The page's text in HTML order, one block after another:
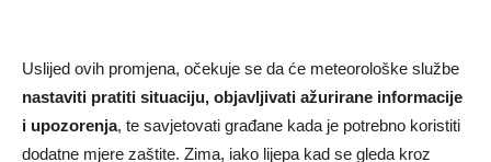
Uslijed ovih promjena, očekuje se da će meteorološke službe
nastaviti pratiti situaciju, objavljivati ažurirane informacije
i upozorenja, te savjetovati građane kada je potrebno koristiti
dodatne mjere zaštite. Zima, iako lijepa kad se gleda kroz